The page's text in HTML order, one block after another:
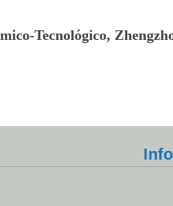
Tecnológico,